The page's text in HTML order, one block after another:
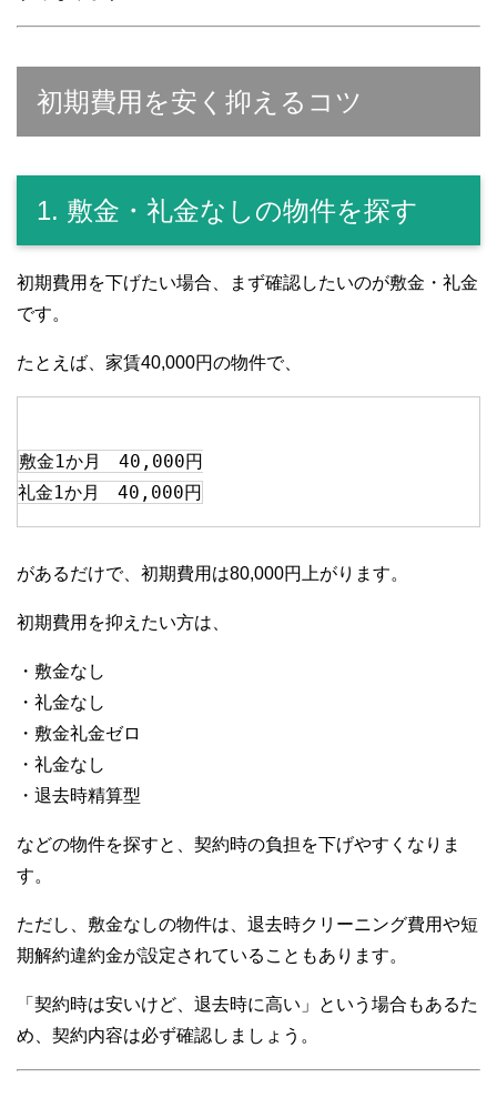
初期費用を安く抑えるコツ
1. 敷金・礼金なしの物件を探す
初期費用を下げたい場合、まず確認したいのが敷金・礼金
です。
たとえば、家賃40,000円の物件で、
敷金1か月　40,000円
礼金1か月　40,000円
があるだけで、初期費用は80,000円上がります。
初期費用を抑えたい方は、
・敷金なし
・礼金なし
・敷金礼金ゼロ
・礼金なし
・退去時精算型
などの物件を探すと、契約時の負担を下げやすくなりま
す。
ただし、敷金なしの物件は、退去時クリーニング費用や短
期解約違約金が設定されていることもあります。
「契約時は安いけど、退去時に高い」という場合もあるた
め、契約内容は必ず確認しましょう。